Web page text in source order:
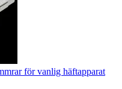
för vanlig häftapparat